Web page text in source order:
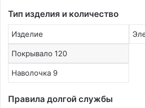
Тип изделия и количество
Изделие
Покрывало 120
Наволочка 9
Правила долгой службы